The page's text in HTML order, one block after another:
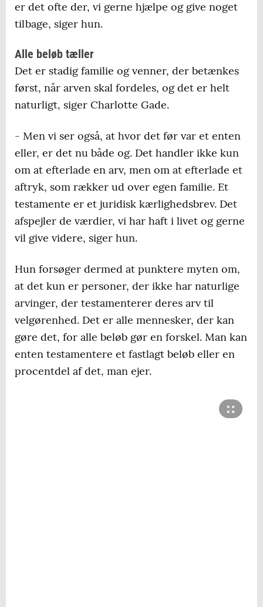
er det ofte der, vi gerne hjælpe og give noget
tilbage, siger hun.
Alle beløb tæller
Det er stadig familie og venner, der betænkes
først, når arven skal fordeles, og det er helt
naturligt, siger Charlotte Gade.
- Men vi ser også, at hvor det før var et enten
eller, er det nu både og. Det handler ikke kun
om at efterlade en arv, men om at efterlade et
aftryk, som rækker ud over egen familie. Et
testamente er et juridisk kærlighedsbrev. Det
afspejler de værdier, vi har haft i livet og gerne
vil give videre, siger hun.
Hun forsøger dermed at punktere myten om,
at det kun er personer, der ikke har naturlige
arvinger, der testamenterer deres arv til
velgørenhed. Det er alle mennesker, der kan
gøre det, for alle beløb gør en forskel. Man kan
enten testamentere et fastlagt beløb eller en
procentdel af det, man ejer.